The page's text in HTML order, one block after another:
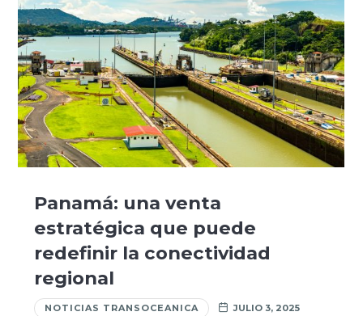
Panamá: una venta
estratégica que puede
redefinir la conectividad
regional
NOTICIAS TRANSOCEANICA JULIO 3, 2025